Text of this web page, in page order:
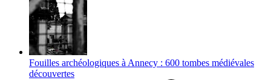
Fouilles archéologiques à Annecy : 600 tombes médiévales
découvertes